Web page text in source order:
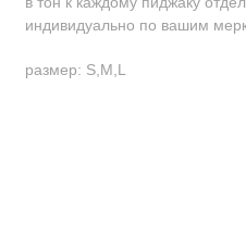
индивидуально по вашим
размер: S,M,L